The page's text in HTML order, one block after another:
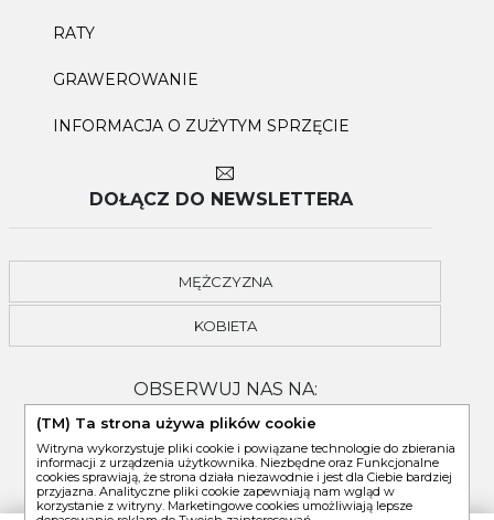
RATY
GRAWEROWANIE
INFORMACJA O ZUŻYTYM SPRZĘCIE
DOŁĄCZ DO NEWSLETTERA
MĘŻCZYZNA
KOBIETA
OBSERWUJ NAS NA:
(TM) Ta strona używa plików cookie
Witryna wykorzystuje pliki cookie i powiązane technologie do zbierania
informacji z urządzenia użytkownika. Niezbędne oraz Funkcjonalne
cookies sprawiają, że strona działa niezawodnie i jest dla Ciebie bardziej
przyjazna. Analityczne pliki cookie zapewniają nam wgląd w
korzystanie z witryny. Marketingowe cookies umożliwiają lepsze